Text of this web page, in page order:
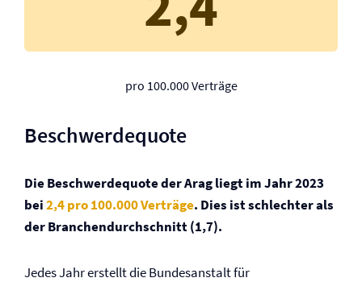
pro 100.000 Verträge
Beschwerdequote
Die Beschwerdequote der Arag liegt im Jahr 2023
bei2,4 pro 100.000 Verträge. Dies ist schlechter als
der Branchendurchschnitt (1,7).
Jedes Jahr erstellt die Bundesanstalt für